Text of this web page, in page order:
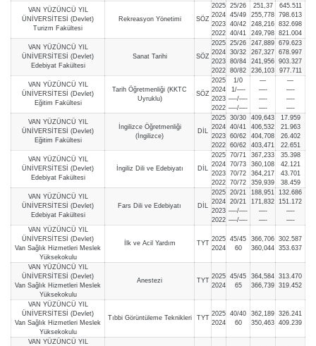
VAN YÜZÜNCÜ YIL
ÜNİVERSİTESİ (Devlet)
Turizm Fakültesi
Rekreasyon Yönetimi SÖZ
2025
2024
2023
2022
25/26
45/49
40/42
40/41
251,37
255,778
248,216
249,798
645.511
798.613
832.698
821.004
VAN YÜZÜNCÜ YIL
ÜNİVERSİTESİ (Devlet)
Edebiyat Fakültesi
Sanat Tarihi SÖZ
2025
2024
2023
2022
25/26
30/32
80/84
80/82
247,889
267,327
241,956
236,103
679.623
678.997
903.327
977.711
VAN YÜZÜNCÜ YIL
ÜNİVERSİTESİ (Devlet)
Eğitim Fakültesi
Tarih Öğretmenliği (KKTC
Uyruklu)
SÖZ
2025
2024
2023
2022
1/0
1/—-
—-/—-
—-/—-
—
—-
—-
—-
—
—-
—-
—-
VAN YÜZÜNCÜ YIL
ÜNİVERSİTESİ (Devlet)
Eğitim Fakültesi
İngilizce Öğretmenliği
(İngilizce)
DİL
2025
2024
2023
2022
30/30
40/41
60/62
60/62
409,643
406,532
404,708
403,471
17.959
21.963
26.402
22.651
VAN YÜZÜNCÜ YIL
ÜNİVERSİTESİ (Devlet)
Edebiyat Fakültesi
İngiliz Dili ve Edebiyatı DİL
2025
2024
2023
2022
70/71
70/73
70/72
70/72
367,233
360,108
364,217
359,939
35.398
42.121
43.701
38.459
VAN YÜZÜNCÜ YIL
ÜNİVERSİTESİ (Devlet)
Edebiyat Fakültesi
Fars Dili ve Edebiyatı DİL
2025
2024
2023
2022
20/21
20/21
—-/—-
—-/—-
188,951
171,832
—-
—-
132.686
151.172
—-
—-
VAN YÜZÜNCÜ YIL
ÜNİVERSİTESİ (Devlet)
Van Sağlık Hizmetleri Meslek
Yüksekokulu
İlk ve Acil Yardım TYT
2025
2024
45/45
60
366,706
360,044
302.587
353.637
VAN YÜZÜNCÜ YIL
ÜNİVERSİTESİ (Devlet)
Van Sağlık Hizmetleri Meslek
Yüksekokulu
Anestezi TYT
2025
2024
45/45
65
364,584
366,739
313.470
319.452
VAN YÜZÜNCÜ YIL
ÜNİVERSİTESİ (Devlet)
Van Sağlık Hizmetleri Meslek
Yüksekokulu
Tıbbi Görüntüleme Teknikleri TYT
2025
2024
40/40
60
362,189
350,463
326.241
409.239
VAN YÜZÜNCÜ YIL